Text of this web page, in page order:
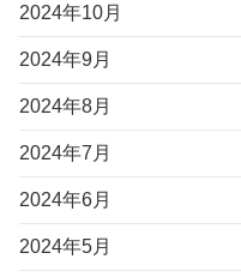
2024年10月
2024年9月
2024年8月
2024年7月
2024年6月
2024年5月